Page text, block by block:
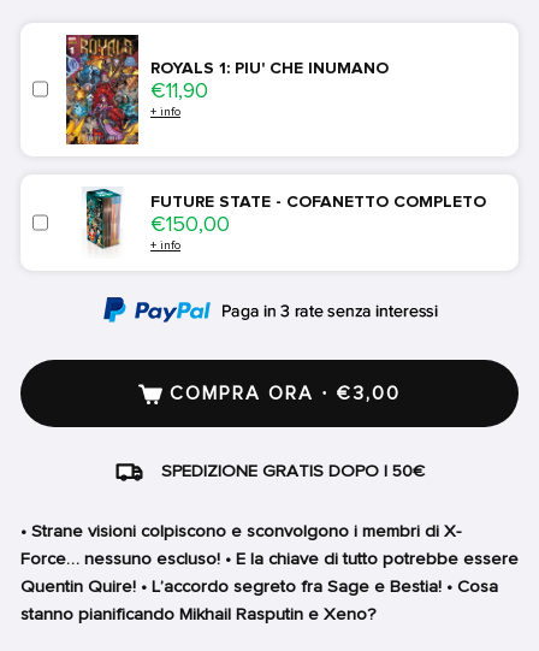
ROYALS 1: PIU' CHE INUMANO
Price
€11,90
+ info
FUTURE STATE - COFANETTO COMPLETO
Price
€150,00
+ info
COMPRA ORA · €3,00
SPEDIZIONE GRATIS DOPO I 50€
• Strane visioni colpiscono e sconvolgono i membri di X-
Force… nessuno escluso! • E la chiave di tutto potrebbe essere
Quentin Quire! • L’accordo segreto fra Sage e Bestia! • Cosa
stanno pianificando Mikhail Rasputin e Xeno?